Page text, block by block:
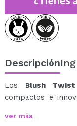
Descripción
Los Blush
compactos e
pigmentadas y
ver más